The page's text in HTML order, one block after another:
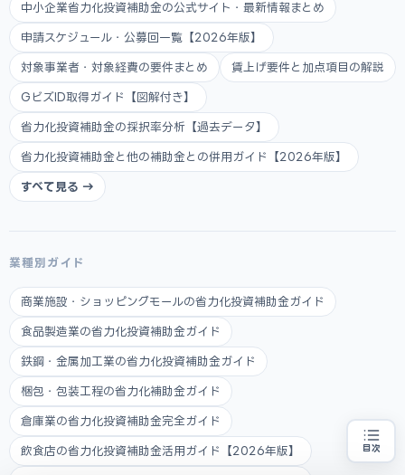
目次
専門家に無料相談する
地域・業種から選べる
お近くの専門家を探す
中小企業省力化投資補助金の公式サイト・最新情報まとめ
申請スケジュール・公募回一覧【2026年版】
対象事業者・対象経費の要件まとめ 賃上げ要件と加点項目の解説
GビズID取得ガイド【図解付き】
省力化投資補助金の採択率分析【過去データ】
省力化投資補助金と他の補助金との併用ガイド【2026年版】
すべて見る →
業種別ガイド
商業施設・ショッピングモールの省力化投資補助金ガイド
食品製造業の省力化投資補助金ガイド
鉄鋼・金属加工業の省力化投資補助金ガイド
梱包・包装工程の省力化補助金ガイド
倉庫業の省力化投資補助金完全ガイド
飲食店の省力化投資補助金活用ガイド【2026年版】